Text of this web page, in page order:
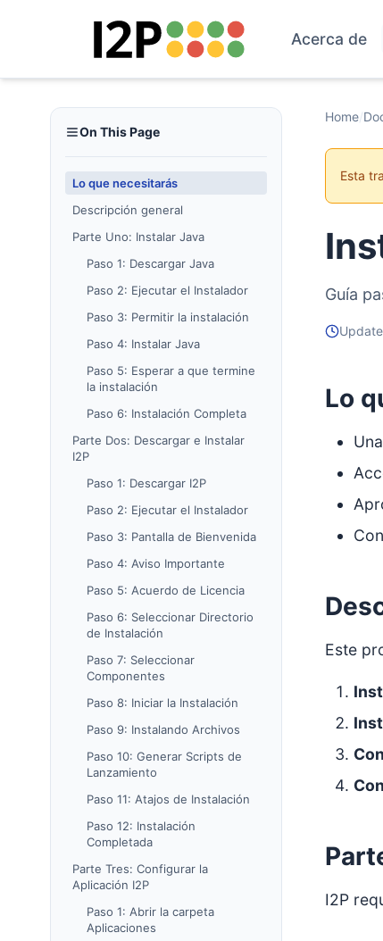
Acerca de
On This Page
Lo que necesitarás
Descripción general
Parte Uno: Instalar Java
Paso 1: Descargar Java
Paso 2: Ejecutar el Instalador
Paso 3: Permitir la instalación
Paso 4: Instalar Java
Paso 5: Esperar a que termine
la instalación
Paso 6: Instalación Completa
Parte Dos: Descargar e Instalar
I2P
Paso 1: Descargar I2P
Paso 2: Ejecutar el Instalador
Paso 3: Pantalla de Bienvenida
Paso 4: Aviso Importante
Paso 5: Acuerdo de Licencia
Paso 6: Seleccionar Directorio
de Instalación
Paso 7: Seleccionar
Componentes
Paso 8: Iniciar la Instalación
Paso 9: Instalando Archivos
Paso 10: Generar Scripts de
Lanzamiento
Paso 11: Atajos de Instalación
Paso 12: Instalación
Completada
Parte Tres: Configurar la
Aplicación I2P
Paso 1: Abrir la carpeta
Aplicaciones
Home/
Esta
Guía
Lo
Este
I2P